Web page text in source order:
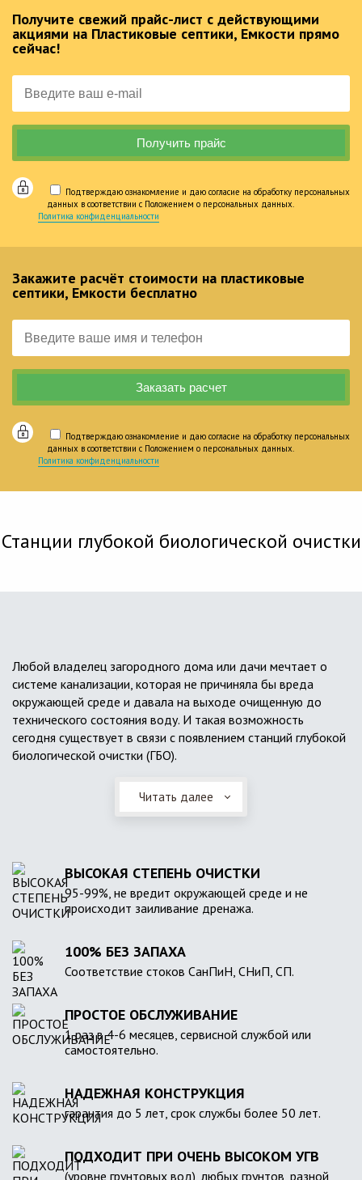
Получите свежий прайс-лист с действующими
акциями на Пластиковые септики, Емкости прямо
сейчас!
Подтверждаю ознакомление и даю согласие на обработку персональных
данных в соответствии с Положением о персональных данных.
Политика конфиденциальности
Закажите расчёт стоимости на пластиковые
септики, Емкости бесплатно
Подтверждаю ознакомление и даю согласие на обработку персональных
данных в соответствии с Положением о персональных данных.
Политика конфиденциальности
Станции глубокой биологической очистки
Любой владелец загородного дома или дачи мечтает о
системе канализации, которая не причиняла бы вреда
окружающей среде и давала на выходе очищенную до
технического состояния воду. И такая возможность
сегодня существует в связи с появлением станций глубокой
биологической очистки (ГБО).
Читать далее
ВЫСОКАЯ СТЕПЕНЬ ОЧИСТКИ
95-99%, не вредит окружающей среде и не
происходит заиливание дренажа.
100% БЕЗ ЗАПАХА
Соответствие стоков СанПиН, СНиП, СП.
ПРОСТОЕ ОБСЛУЖИВАНИЕ
1 раз в 4-6 месяцев, сервисной службой или
самостоятельно.
НАДЕЖНАЯ КОНСТРУКЦИЯ
гарантия до 5 лет, срок службы более 50 лет.
ПОДХОДИТ ПРИ ОЧЕНЬ ВЫСОКОМ УГВ
(уровне грунтовых вод), любых грунтов, разной